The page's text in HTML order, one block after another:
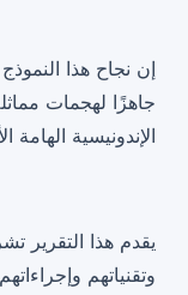
إن نجاح هذا
جاهزًا لهجمات
الإندونيسية الهامة
يقدم هذا التقرير